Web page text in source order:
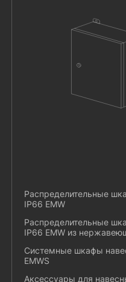
Распределительные
IP66 EMW
Распределительные
IP66 EMW из
Системные шкафы
EMWS
Аксессуары для